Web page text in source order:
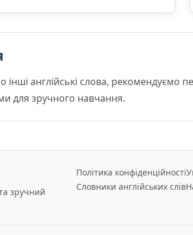
інші англійські слова, рекомендуємо
для зручного навчання.
зручний
Політика конфіденційності
Словники англійських слів